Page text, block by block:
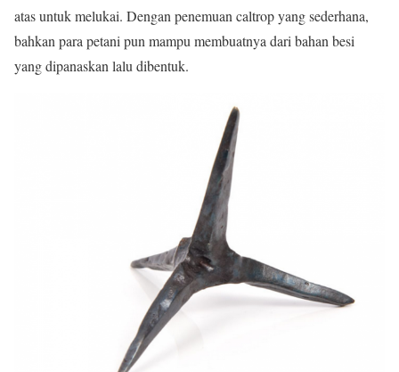
atas untuk melukai. Dengan penemuan caltrop yang sederhana,
bahkan para petani pun mampu membuatnya dari bahan besi
yang dipanaskan lalu dibentuk.